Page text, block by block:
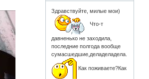
Здравствуйте, милые мои)
Что-т
давненько не заходила,
последние полгода вообще
сумасшедшие,деладеладела.
Как поживаете?Как